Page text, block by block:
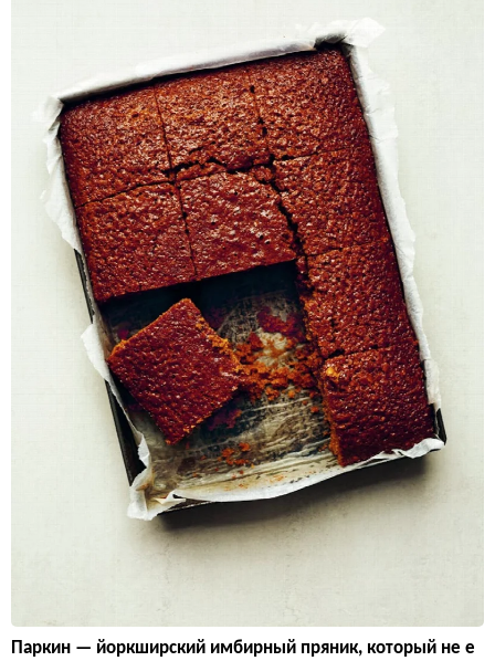
Паркин — йоркширский имбирный пряник, который не е